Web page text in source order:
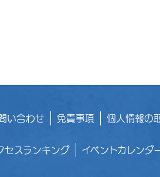
い合わせ 免責事項 個人情報の
セスランキング イベントカレンダ